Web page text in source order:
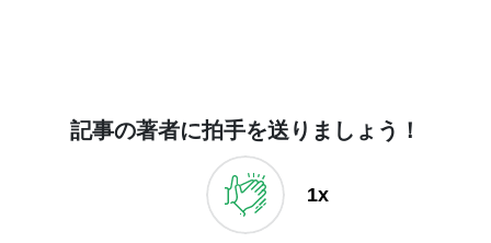
記事の著者に拍手を送りましょう！
1x